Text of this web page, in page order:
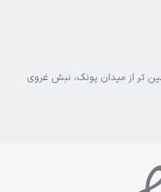
تر از میدان پونک، نبش غروی